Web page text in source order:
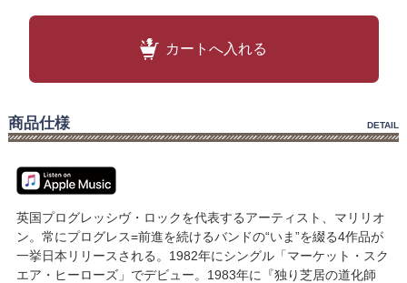
カートへ入れる
商品仕様 DETAIL
英国プログレッシヴ・ロックを代表するアーティスト、マリリオ
ン。常にプログレス=前進を続けるバンドの“いま”を綴る4作品が
一挙日本リリースされる。1982年にシングル「マーケット・スク
エア・ヒーローズ」でデビュー。1983年に『独り芝居の道化師